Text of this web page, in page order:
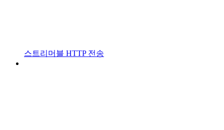
스트리머블 HTTP 전송